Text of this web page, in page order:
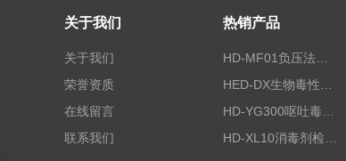
关于我们
关于我们
荣誉资质
在线留言
联系我们
热销产品